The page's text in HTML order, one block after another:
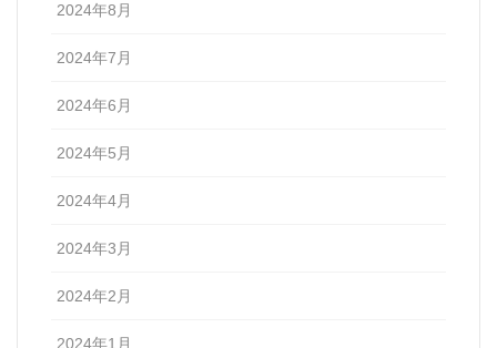
2024年8月
2024年7月
2024年6月
2024年5月
2024年4月
2024年3月
2024年2月
2024年1月